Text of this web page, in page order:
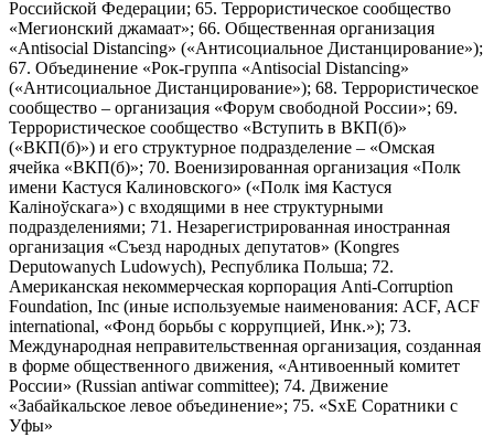
Российской Федерации; 65. Террористическое сообщество
«Мегионский джамаат»; 66. Общественная организация
«Antisocial Distancing» («Антисоциальное Дистанцирование»);
67. Объединение «Рок-группа «Antisocial Distancing»
(«Антисоциальное Дистанцирование»); 68. Террористическое
сообщество – организация «Форум свободной России»; 69.
Террористическое сообщество «Вступить в ВКП(б)»
(«ВКП(б)») и его структурное подразделение – «Омская
ячейка «ВКП(б)»; 70. Военизированная организация «Полк
имени Кастуся Калиновского» («Полк iмя Кастуся
Калiноўскага») с входящими в нее структурными
подразделениями; 71. Незарегистрированная иностранная
организация «Съезд народных депутатов» (Kongres
Deputowanych Ludowych), Республика Польша; 72.
Американская некоммерческая корпорация Anti-Corruption
Foundation, Inc (иные используемые наименования: ACF, ACF
international, «Фонд борьбы с коррупцией, Инк.»); 73.
Международная неправительственная организация, созданная
в форме общественного движения, «Антивоенный комитет
России» (Russian antiwar committee); 74. Движение
«Забайкальское левое объединение»; 75. «SxE Соратники с
Уфы»